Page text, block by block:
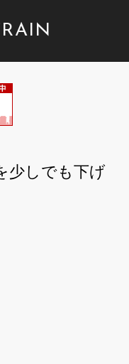
少しでも下げ